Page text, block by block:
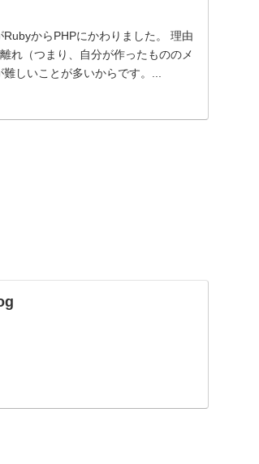
からPHPにかわりました。 理由
れ（つまり、自分が作ったもののメ
しいことが多いからです。...